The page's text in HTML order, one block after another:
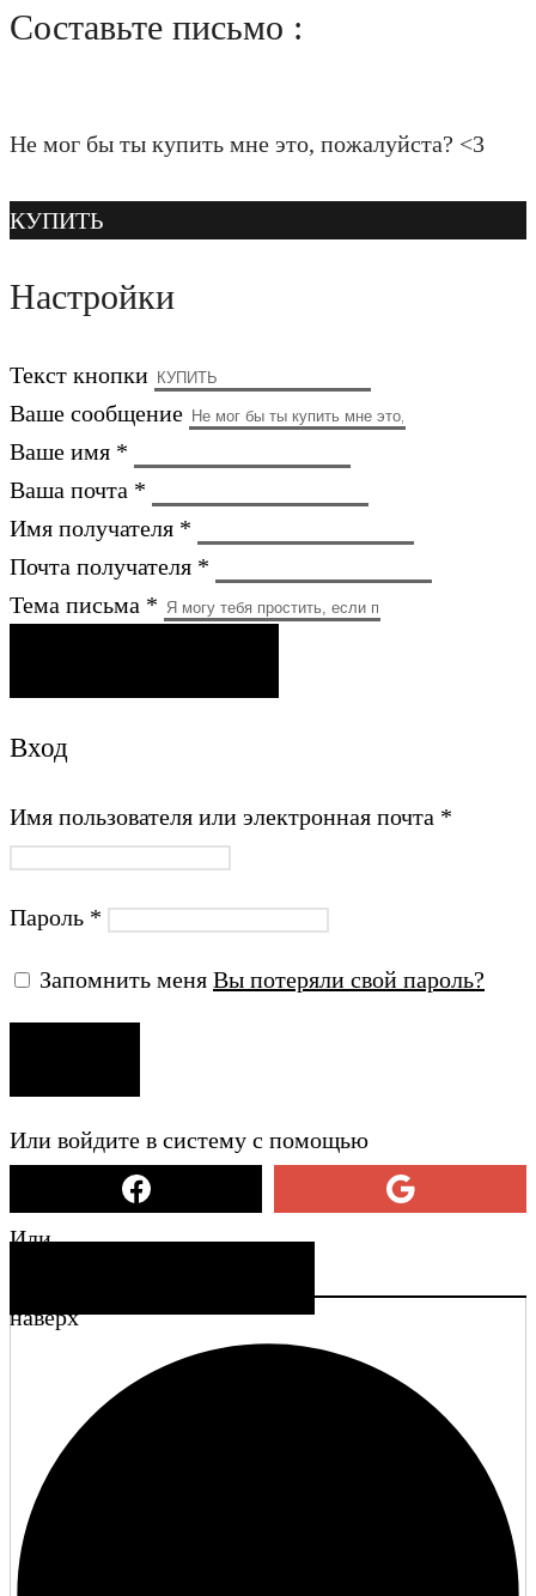
Составьте письмо :
Не мог бы ты купить мне это, пожалуйста? <3
КУПИТЬ
Настройки
Текст кнопки
Ваше сообщение
Ваше имя *
Ваша почта *
Имя получателя *
Почта получателя *
Тема письма *
Вход
Имя пользователя или электронная почта *
Пароль *
Запомнить меня Вы потеряли свой пароль?
Или войдите в систему с помощью
Или
наверх